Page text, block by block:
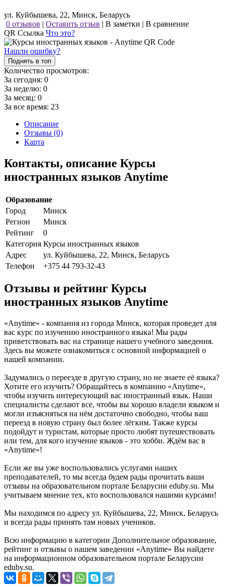
ул. Куйбышева, 22, Минск, Беларусь
0 отзывов | Оставить отзыв | В заметки | В сравнение
QR Ссылка Что это?
Нашли ошибку?
Поднять в топ
Количество просмотров:
За сегодня: 0
За неделю: 0
За месяц: 0
За все время: 23
Описание
Отзывы (0)
Карта
Контакты, описание Курсы
иностранных языков Anytime
Образование
Город
Минск
Регион
Минск
Рейтинг
0
Категория Курсы иностранных языков
Адрес
ул. Куйбышева, 22, Минск, Беларусь
Телефон
+375 44 793-32-43
Отзывы и рейтинг Курсы
иностранных языков Anytime
«Anytime» - компания из города Минск, которая проведет для
вас курс по изучению иностранного языка! Мы рады
приветствовать вас на странице нашего учебного заведения.
Здесь вы можете ознакомиться с основной информацией о
нашей компании.
Задумались о переезде в другую страну, но не знаете её языка?
Хотите его изучить? Обращайтесь в компанию «Anytime»,
чтобы изучить интересующий вас иностранный язык. Наши
специалисты сделают все, чтобы вы хорошо владели языком и
могли изъясняться на нём достаточно свободно, чтобы ваш
переезд в новую страну был более лёгким. Также курсы
подойдут и туристам, которые просто любят путешествовать
или тем, для кого изучение языков - это хобби. Ждём вас в
«Anytime»!
Если же вы уже воспользовались услугами наших
преподавателей, то мы всегда будем рады прочитать ваши
отзывы на образовательном портале Беларусии eduby.su. Мы
учитываем мнение тех, кто воспользовался нашими курсами!
Мы находимся по адресу ул. Куйбышева, 22, Минск, Беларусь
и всегда рады принять там новых учеников.
Всю информацию в категории Дополнительное образование,
рейтинг и отзывы о нашем заведении «Anytime» Вы найдете
на информационном образовательном портале Беларусии
eduby.su.